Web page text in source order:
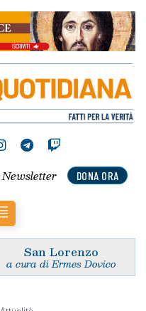
DONA ORA
Newsletter
San Lorenzo
a cura di Ermes Dovico